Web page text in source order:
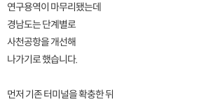
연구용역이 마무리됐는데
경남도는 단계별로
사천공항을 개선해
나가기로 했습니다.
먼저 기존 터미널을 확충한 뒤